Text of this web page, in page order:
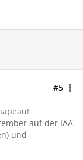
#5
auf der IAA
und